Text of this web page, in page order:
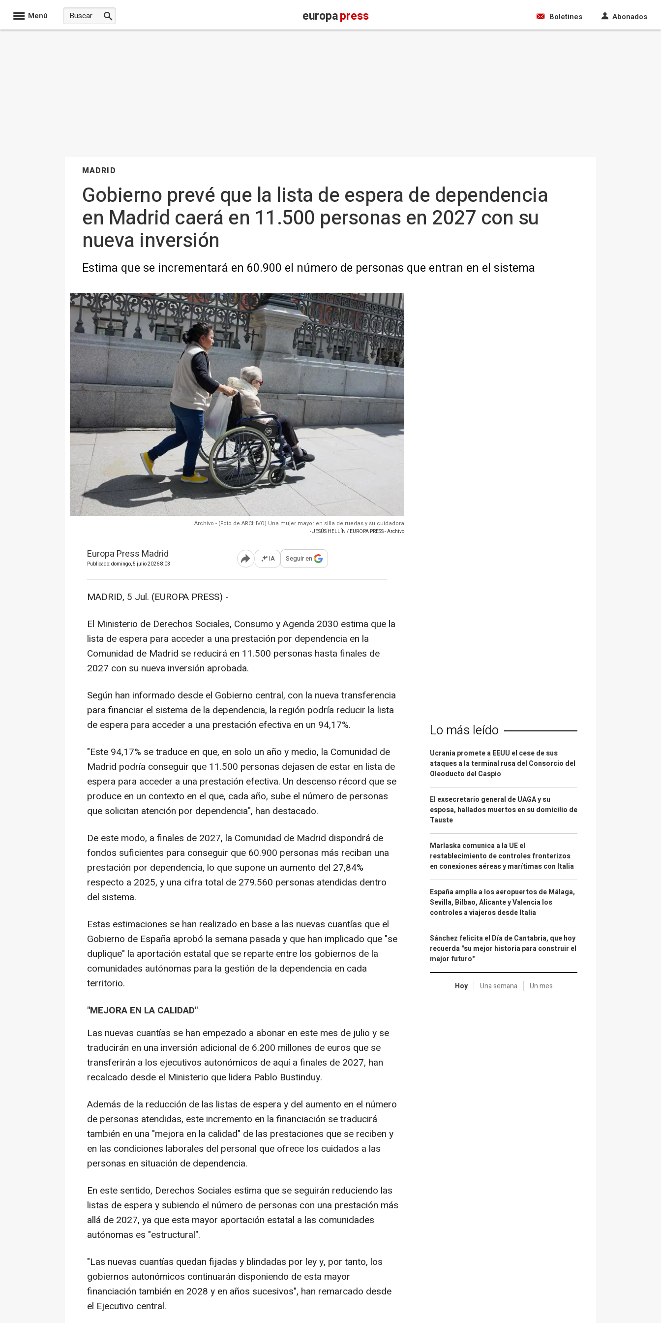
Menú europapress Boletines Abonados
MADRID
Gobierno prevé que la lista de espera de dependencia
en Madrid caerá en 11.500 personas en 2027 con su
nueva inversión
Estima que se incrementará en 60.900 el número de personas que entran en el sistema
Archivo - (Foto de ARCHIVO) Una mujer mayor en silla de ruedas y su cuidadora
- JESÚS HELLÍN / EUROPA PRESS - Archivo
Europa Press Madrid
Publicado: domingo, 5 julio 2026 8:03 Abrir opciones para compartir
IA Seguir en
MADRID, 5 Jul. (EUROPA PRESS) -
El Ministerio de Derechos Sociales, Consumo y Agenda 2030 estima que la
lista de espera para acceder a una prestación por dependencia en la
Comunidad de Madrid se reducirá en 11.500 personas hasta finales de
2027 con su nueva inversión aprobada.
Según han informado desde el Gobierno central, con la nueva transferencia
para financiar el sistema de la dependencia, la región podría reducir la lista
de espera para acceder a una prestación efectiva en un 94,17%.
"Este 94,17% se traduce en que, en solo un año y medio, la Comunidad de
Madrid podría conseguir que 11.500 personas dejasen de estar en lista de
espera para acceder a una prestación efectiva. Un descenso récord que se
produce en un contexto en el que, cada año, sube el número de personas
que solicitan atención por dependencia", han destacado.
De este modo, a finales de 2027, la Comunidad de Madrid dispondrá de
fondos suficientes para conseguir que 60.900 personas más reciban una
prestación por dependencia, lo que supone un aumento del 27,84%
respecto a 2025, y una cifra total de 279.560 personas atendidas dentro
del sistema.
Estas estimaciones se han realizado en base a las nuevas cuantías que el
Gobierno de España aprobó la semana pasada y que han implicado que "se
duplique" la aportación estatal que se reparte entre los gobiernos de la
comunidades autónomas para la gestión de la dependencia en cada
territorio.
"MEJORA EN LA CALIDAD"
Las nuevas cuantías se han empezado a abonar en este mes de julio y se
traducirán en una inversión adicional de 6.200 millones de euros que se
transferirán a los ejecutivos autonómicos de aquí a finales de 2027, han
recalcado desde el Ministerio que lidera Pablo Bustinduy.
Además de la reducción de las listas de espera y del aumento en el número
de personas atendidas, este incremento en la financiación se traducirá
también en una "mejora en la calidad" de las prestaciones que se reciben y
en las condiciones laborales del personal que ofrece los cuidados a las
personas en situación de dependencia.
En este sentido, Derechos Sociales estima que se seguirán reduciendo las
listas de espera y subiendo el número de personas con una prestación más
allá de 2027, ya que esta mayor aportación estatal a las comunidades
autónomas es "estructural".
"Las nuevas cuantías quedan fijadas y blindadas por ley y, por tanto, los
gobiernos autonómicos continuarán disponiendo de esta mayor
financiación también en 2028 y en años sucesivos", han remarcado desde
el Ejecutivo central.
Lo más leído
Ucrania promete a EEUU el cese de sus
ataques a la terminal rusa del Consorcio del
Oleoducto del Caspio
El exsecretario general de UAGA y su
esposa, hallados muertos en su domicilio de
Tauste
Marlaska comunica a la UE el
restablecimiento de controles fronterizos
en conexiones aéreas y marítimas con Italia
España amplía a los aeropuertos de Málaga,
Sevilla, Bilbao, Alicante y Valencia los
controles a viajeros desde Italia
Sánchez felicita el Día de Cantabria, que hoy
recuerda "su mejor historia para construir el
mejor futuro"
Hoy Una semana Un mes